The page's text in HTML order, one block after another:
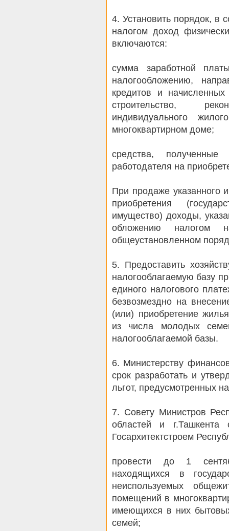
4. Установить порядок, в
налогом доход
включаются:
сумма заработной
налогообложению,
кредитов и
строительство,
индивидуального
многоквартирном доме;
средства,
работодателя на
При продаже указанного
приобретения
имущество) доходы,
обложению налогом
общеустановленном
5. Предоставить
налогооблагаемую базу
единого налогового
безвозмездно на
(или) приобретение
из числа молодых
налогооблагаемой базы.
6. Министерству
срок разработать и
льгот, предусмотренных
7. Совету Министров
областей и г.Ташкента
Госархитектстроем
провести до 1
находящихся в
неиспользуемых
помещений в
имеющихся в них
семей;